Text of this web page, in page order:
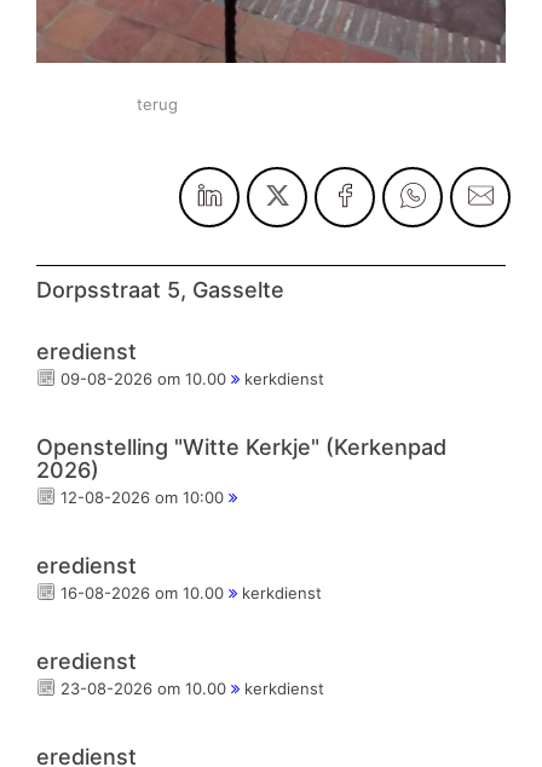
terug
Dorpsstraat 5, Gasselte
eredienst
09-08-2026 om 10.00 kerkdienst
Openstelling "Witte Kerkje" (Kerkenpad
2026)
12-08-2026 om 10:00
eredienst
16-08-2026 om 10.00 kerkdienst
eredienst
23-08-2026 om 10.00 kerkdienst
eredienst